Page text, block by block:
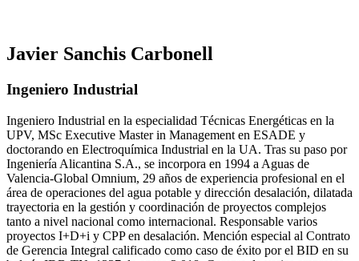
Javier Sanchis Carbonell
Ingeniero Industrial
Ingeniero Industrial en la especialidad Técnicas Energéticas en la
UPV, MSc Executive Master in Management en ESADE y
doctorando en Electroquímica Industrial en la UA. Tras su paso por
Ingeniería Alicantina S.A., se incorpora en 1994 a Aguas de
Valencia-Global Omnium, 29 años de experiencia profesional en el
área de operaciones del agua potable y dirección desalación, dilatada
trayectoria en la gestión y coordinación de proyectos complejos
tanto a nivel nacional como internacional. Responsable varios
proyectos I+D+i y CPP en desalación. Mención especial al Contrato
de Gerencia Integral calificado como caso de éxito por el BID en su